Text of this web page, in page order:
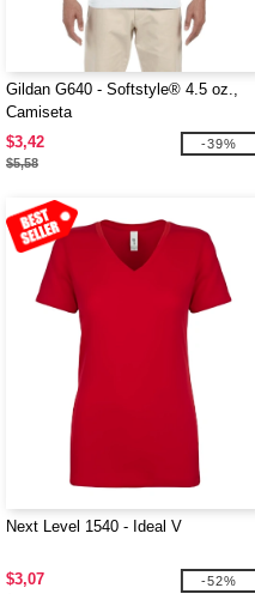
Gildan G640 - Softstyle® 4.5 oz.,
Camiseta
$3,42
$5,58
-39%
Next Level 1540 - Ideal V
$3,07 -52%